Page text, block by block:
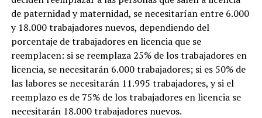
de paternidad y maternidad, se necesitarían entre 6.000
y 18.000 trabajadores nuevos, dependiendo del
porcentaje de trabajadores en licencia que se
reemplacen: si se reemplaza 25% de los trabajadores en
licencia, se necesitarán 6.000 trabajadores; si es 50% de
las labores se necesitarán 11.995 trabajadores, y si el
reemplazo es de 75% de los trabajadores en licencia se
necesitarán 18.000 trabajadores nuevos.